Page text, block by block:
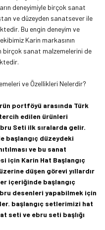
deneyimiyle birçok sanat
ve düzeyden sanatsever ile
Bu engin deneyim ve
Karin markasının
birçok sanat malzemelerini de
ve Özellikleri Nelerdir?
portföyü arasında Türk
edilen ürünleri
Seti ilk sıralarda gelir.
başlangıç düzeydeki
ve bu sanat
için Karin Hat Başlangıç
düşen görevi yıllardır
içeriğinde başlangıç
desenleri yapabilmek için
başlangıç setlerimizi hat
seti ve ebru seti başlığı